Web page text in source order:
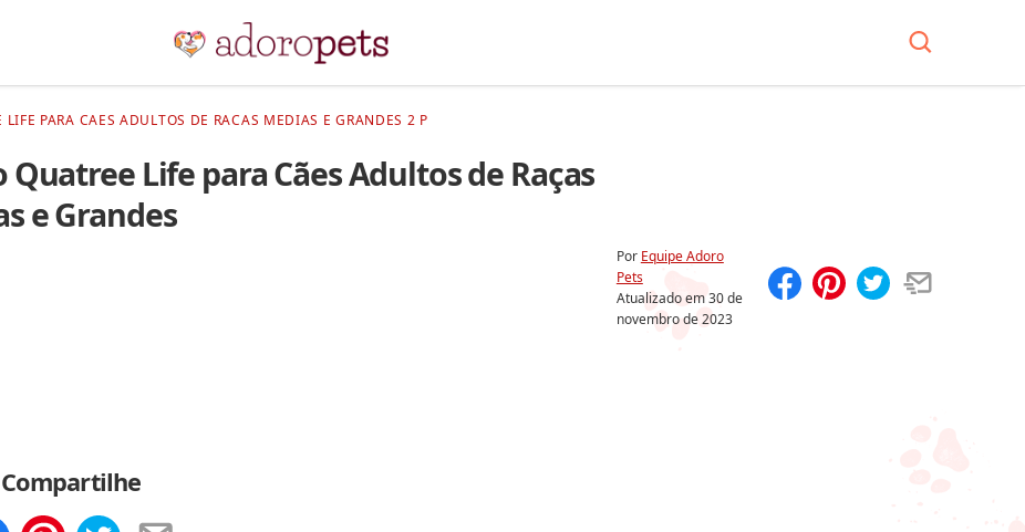
LIFE PARA CAES ADULTOS DE RACAS MEDIAS E GRANDES 2 P
Quatree Life para Cães Adultos de Raças
e Grandes
Por Equipe Adoro
Pets
Atualizado em30 de
novembro de 2023
Compartilhe